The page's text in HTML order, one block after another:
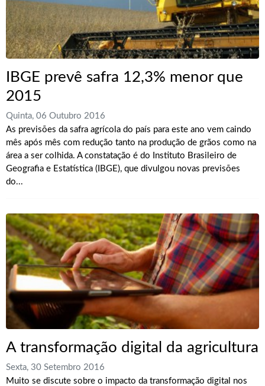
IBGE prevê safra 12,3% menor que
2015
Quinta, 06 Outubro 2016
As previsões da safra agrícola do país para este ano vem caindo
mês após mês com redução tanto na produção de grãos como na
área a ser colhida. A constatação é do Instituto Brasileiro de
Geografia e Estatística (IBGE), que divulgou novas previsões
do...
A transformação digital da agricultura
Sexta, 30 Setembro 2016
Muito se discute sobre o impacto da transformação digital nos